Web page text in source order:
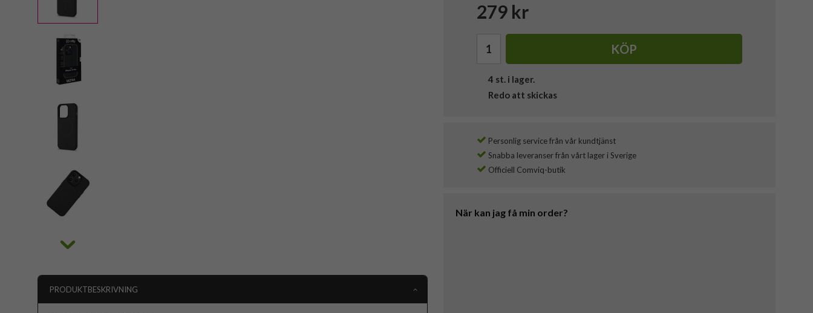
279 kr
KÖP
4 st. i lager.
Redo att skickas
Personlig service från vår kundtjänst
Snabba leveranser från vårt lager i Sverige
Officiell Comviq-butik
När kan jag få min order?
PRODUKTBESKRIVNING